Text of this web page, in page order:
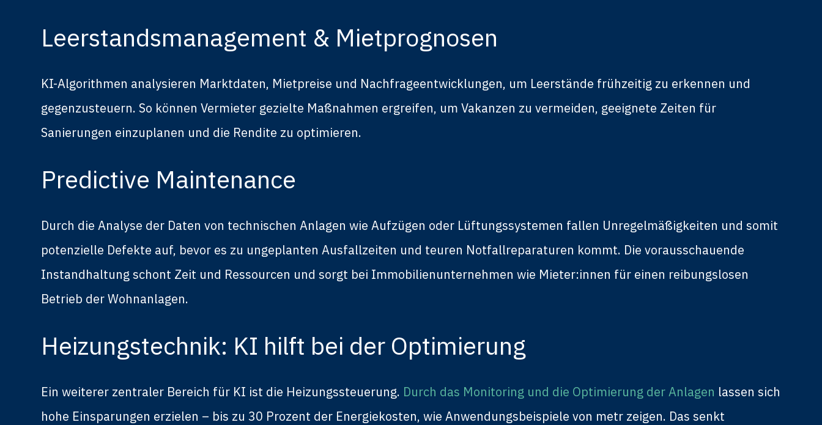
Leerstandsmanagement & Mietprognosen
KI-Algorithmen analysieren Marktdaten, Mietpreise und Nachfrageentwicklungen, um Leerstände frühzeitig zu erkennen und
gegenzusteuern. So können Vermieter gezielte Maßnahmen ergreifen, um Vakanzen zu vermeiden, geeignete Zeiten für
Sanierungen einzuplanen und die Rendite zu optimieren.
Predictive Maintenance
Durch die Analyse der Daten von technischen Anlagen wie Aufzügen oder Lüftungssystemen fallen Unregelmäßigkeiten und somit
potenzielle Defekte auf, bevor es zu ungeplanten Ausfallzeiten und teuren Notfallreparaturen kommt. Die vorausschauende
Instandhaltung schont Zeit und Ressourcen und sorgt bei Immobilienunternehmen wie Mieter:innen für einen reibungslosen
Betrieb der Wohnanlagen.
Heizungstechnik: KI hilft bei der Optimierung
Ein weiterer zentraler Bereich für KI ist die Heizungssteuerung. Durch das Monitoring und die Optimierung der Anlagen lassen sich
hohe Einsparungen erzielen – bis zu 30 Prozent der Energiekosten, wie Anwendungsbeispiele von metr zeigen. Das senkt